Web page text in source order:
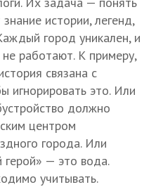
истории, легенд,
город уникален, и
работают. К примеру,
связана с
игнорировать это. Или
должно
центром
города. Или
герой» — это вода.
учитывать.